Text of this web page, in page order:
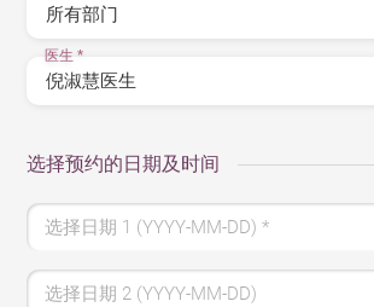
医生*
选择预约的日期及时间
选择日期 1 (YYYY-MM-DD)*
选择日期 2 (YYYY-MM-DD)